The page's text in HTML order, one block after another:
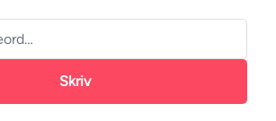
Skriv